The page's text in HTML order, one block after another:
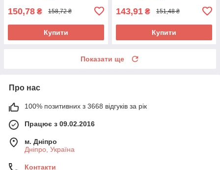
150,78 ₴ 158,72 ₴
Купити
143,91 ₴ 151,48 ₴
Купити
Показати ще
Про нас
100% позитивних з 3668 відгуків за рік
Працює з 09.02.2016
м. Дніпро
Дніпро, Україна
Контакти